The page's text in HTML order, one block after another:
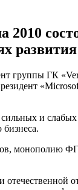
2010
группы ГК
и
монополию